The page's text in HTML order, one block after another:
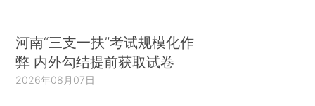
河南“三支一扶”考试规模化作
弊 内外勾结提前获取试卷
2026年08月07日